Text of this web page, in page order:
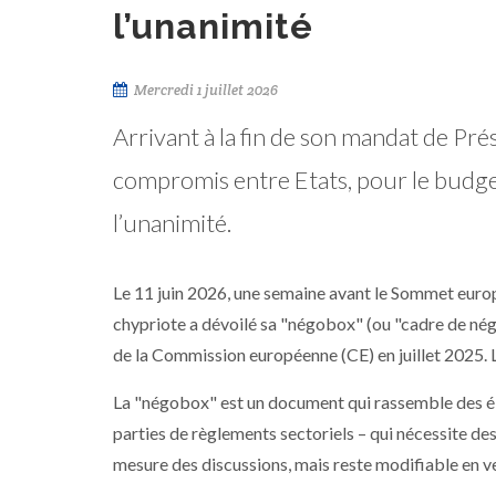
l’unanimité
Mercredi 1 juillet 2026
Arrivant à la fin de son mandat de
compromis entre Etats, pour le
l’unanimité.
Le 11 juin 2026, une semaine avant le Sommet
chypriote a dévoilé sa "négobox" (ou "cadre de
de la Commission européenne (CE) en juillet
La "négobox" est un document qui rassemble des
parties de règlements sectoriels – qui nécessite
mesure des discussions, mais reste modifiable en